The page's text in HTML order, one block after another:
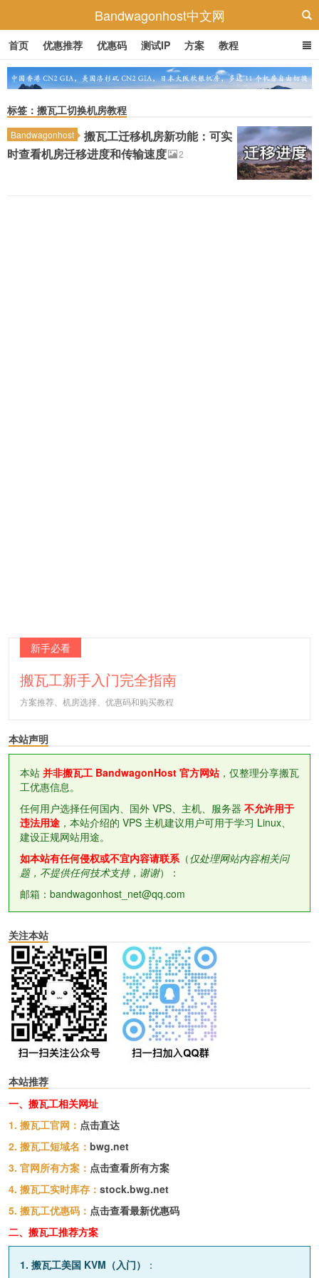
Bandwagonhost中文网
首页 优惠推荐 优惠码 测试IP 方案 教程
标签：搬瓦工切换机房教程
Bandwagonhost
搬瓦工迁移机房新功能：可实
时查看机房迁移进度和传输速度
2
新手必看
搬瓦工新手入门完全指南
方案推荐、机房选择、优惠码和购买教程
本站声明
本站 并非搬瓦工 BandwagonHost 官方网站，仅整理分享搬瓦
工优惠信息。
任何用户选择任何国内、国外 VPS、主机、服务器 不允许用于
违法用途 ，本站介绍的 VPS 主机建议用户可用于学习 Linux、
建设正规网站用途。
如本站有任何侵权或不宜内容请联系（仅处理网站内容相关问
题，不提供任何技术支持，谢谢）：
邮箱：bandwagonhost_net@qq.com
关注本站
本站推荐
一、搬瓦工相关网址
1. 搬瓦工官网： 点击直达
2. 搬瓦工短域名： bwg.net
3. 官网所有方案： 点击查看所有方案
4. 搬瓦工实时库存： stock.bwg.net
5. 搬瓦工优惠码： 点击查看最新优惠码
二、搬瓦工推荐方案
1. 搬瓦工美国 KVM（入门） ：